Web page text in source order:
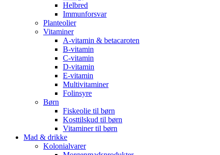
Helbred
Immunforsvar
Planteolier
Vitaminer
A-vitamin & betacaroten
B-vitamin
C-vitamin
D-vitamin
E-vitamin
Multivitaminer
Folinsyre
Børn
Fiskeolie til børn
Kosttilskud til børn
Vitaminer til børn
Mad & drikke
Kolonialvarer